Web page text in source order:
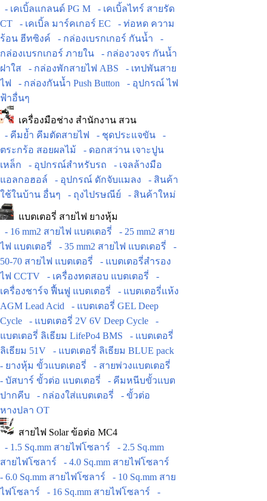
- เคเบิ้ลแกลนด์ PG M
- เคเบิ้ลไทร์ สายรัด
CT
- เคเบิ้ล มาร์คเกอร์ EC
- ท่อหด ความ
ร้อน ฮีทซิงค์
- กล่องเบรกเกอร์ กันน้ำ
-
กล่องเบรกเกอร์ ภายใน
- กล่องวงจร กันน้ำ
ฝาใส
- กล่องพักสายไฟ ABS
- เทปพันสาย
ไฟ
- กล่องกันน้ำ Push Button
- อุปกรณ์ ไฟ
ฟ้าอื่นๆ
เครื่องมือช่าง สำนักงาน สวน
- คีมย้ำ คีมตัดสายไฟ
- ชุดประแจขัน
-
ตระกร้อ สอยผลไม้
- ดอกสว่าน เจาะปูน
เหล็ก
- อุปกรณ์สำหรับรถ
- เจลล้างมือ
แอลกอฮอล์
- อุปกรณ์ ดักจับแมลง
- สินค้า
ใช้ในบ้าน อื่นๆ
- ถุงไปรษณีย์ - สินค้าใหม่
แบตเตอรี่ สายไฟ ยางหุ้ม
- 16 mm2 สายไฟ แบตเตอรี่
- 25 mm2 สาย
ไฟ แบตเตอรี่
- 35 mm2 สายไฟ แบตเตอรี่
-
50-70 สายไฟ แบตเตอรี่
- แบตเตอรี่สำรอง
ไฟ CCTV
- เครื่องทดสอบ แบตเตอรี่
-
เครื่องชาร์จ ฟื้นฟู แบตเตอรี่
- แบตเตอรี่แห้ง
AGM Lead Acid
- แบตเตอรี่ GEL Deep
Cycle
- แบตเตอรี่ 2V 6V Deep Cycle
-
แบตเตอรี่ ลิเธียม LifePo4 BMS
- แบตเตอรี่
ลิเธียม 51V
- แบตเตอรี่ ลิเธียม BLUE pack
- ยางหุ้ม ขั้วแบตเตอรี่
- สายพ่วงแบตเตอรี่
- บัสบาร์ ขั้วต่อ แบตเตอรี่
- คีมหนีบขั้วแบต
ปากคีบ
- กล่องใส่แบตเตอรี่
- ขั้วต่อ
หางปลา OT
สายไฟ Solar ข้อต่อ MC4
- 1.5 Sq.mm สายไฟโซลาร์
- 2.5 Sq.mm
สายไฟโซลาร์
- 4.0 Sq.mm สายไฟโซลาร์
- 6.0 Sq.mm สายไฟโซลาร์
- 10 Sq.mm สาย
ไฟโซลาร์
- 16 Sq.mm สายไฟโซลาร์
-